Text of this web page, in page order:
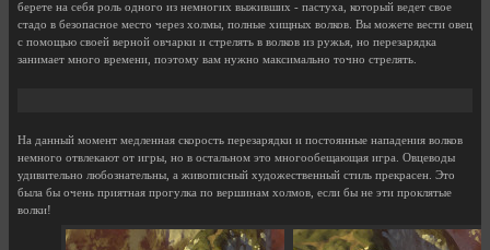
берете на себя роль одного из немногих выживших - пастуха, который ведет свое
стадо в безопасное место через холмы, полные хищных волков. Вы можете вести овец
с помощью своей верной овчарки и стрелять в волков из ружья, но перезарядка
занимает много времени, поэтому вам нужно максимально точно стрелять.
На данный момент медленная скорость перезарядки и постоянные нападения волков
немного отвлекают от игры, но в остальном это многообещающая игра. Овцеводы
удивительно любознательны, а живописный художественный стиль прекрасен. Это
была бы очень приятная прогулка по вершинам холмов, если бы не эти проклятые
волки!